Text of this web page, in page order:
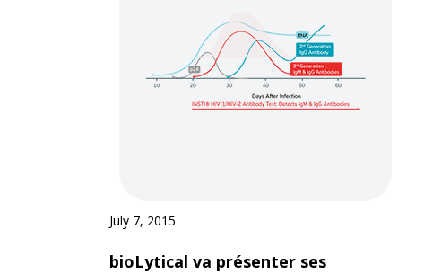
July 7, 2015
bioLytical va présenter ses